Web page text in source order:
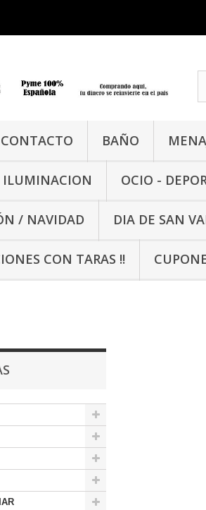
CONTACTO BAÑO
ILUMINACION OCIO -
/ NAVIDAD DIA DE SAN
CON TARAS !!